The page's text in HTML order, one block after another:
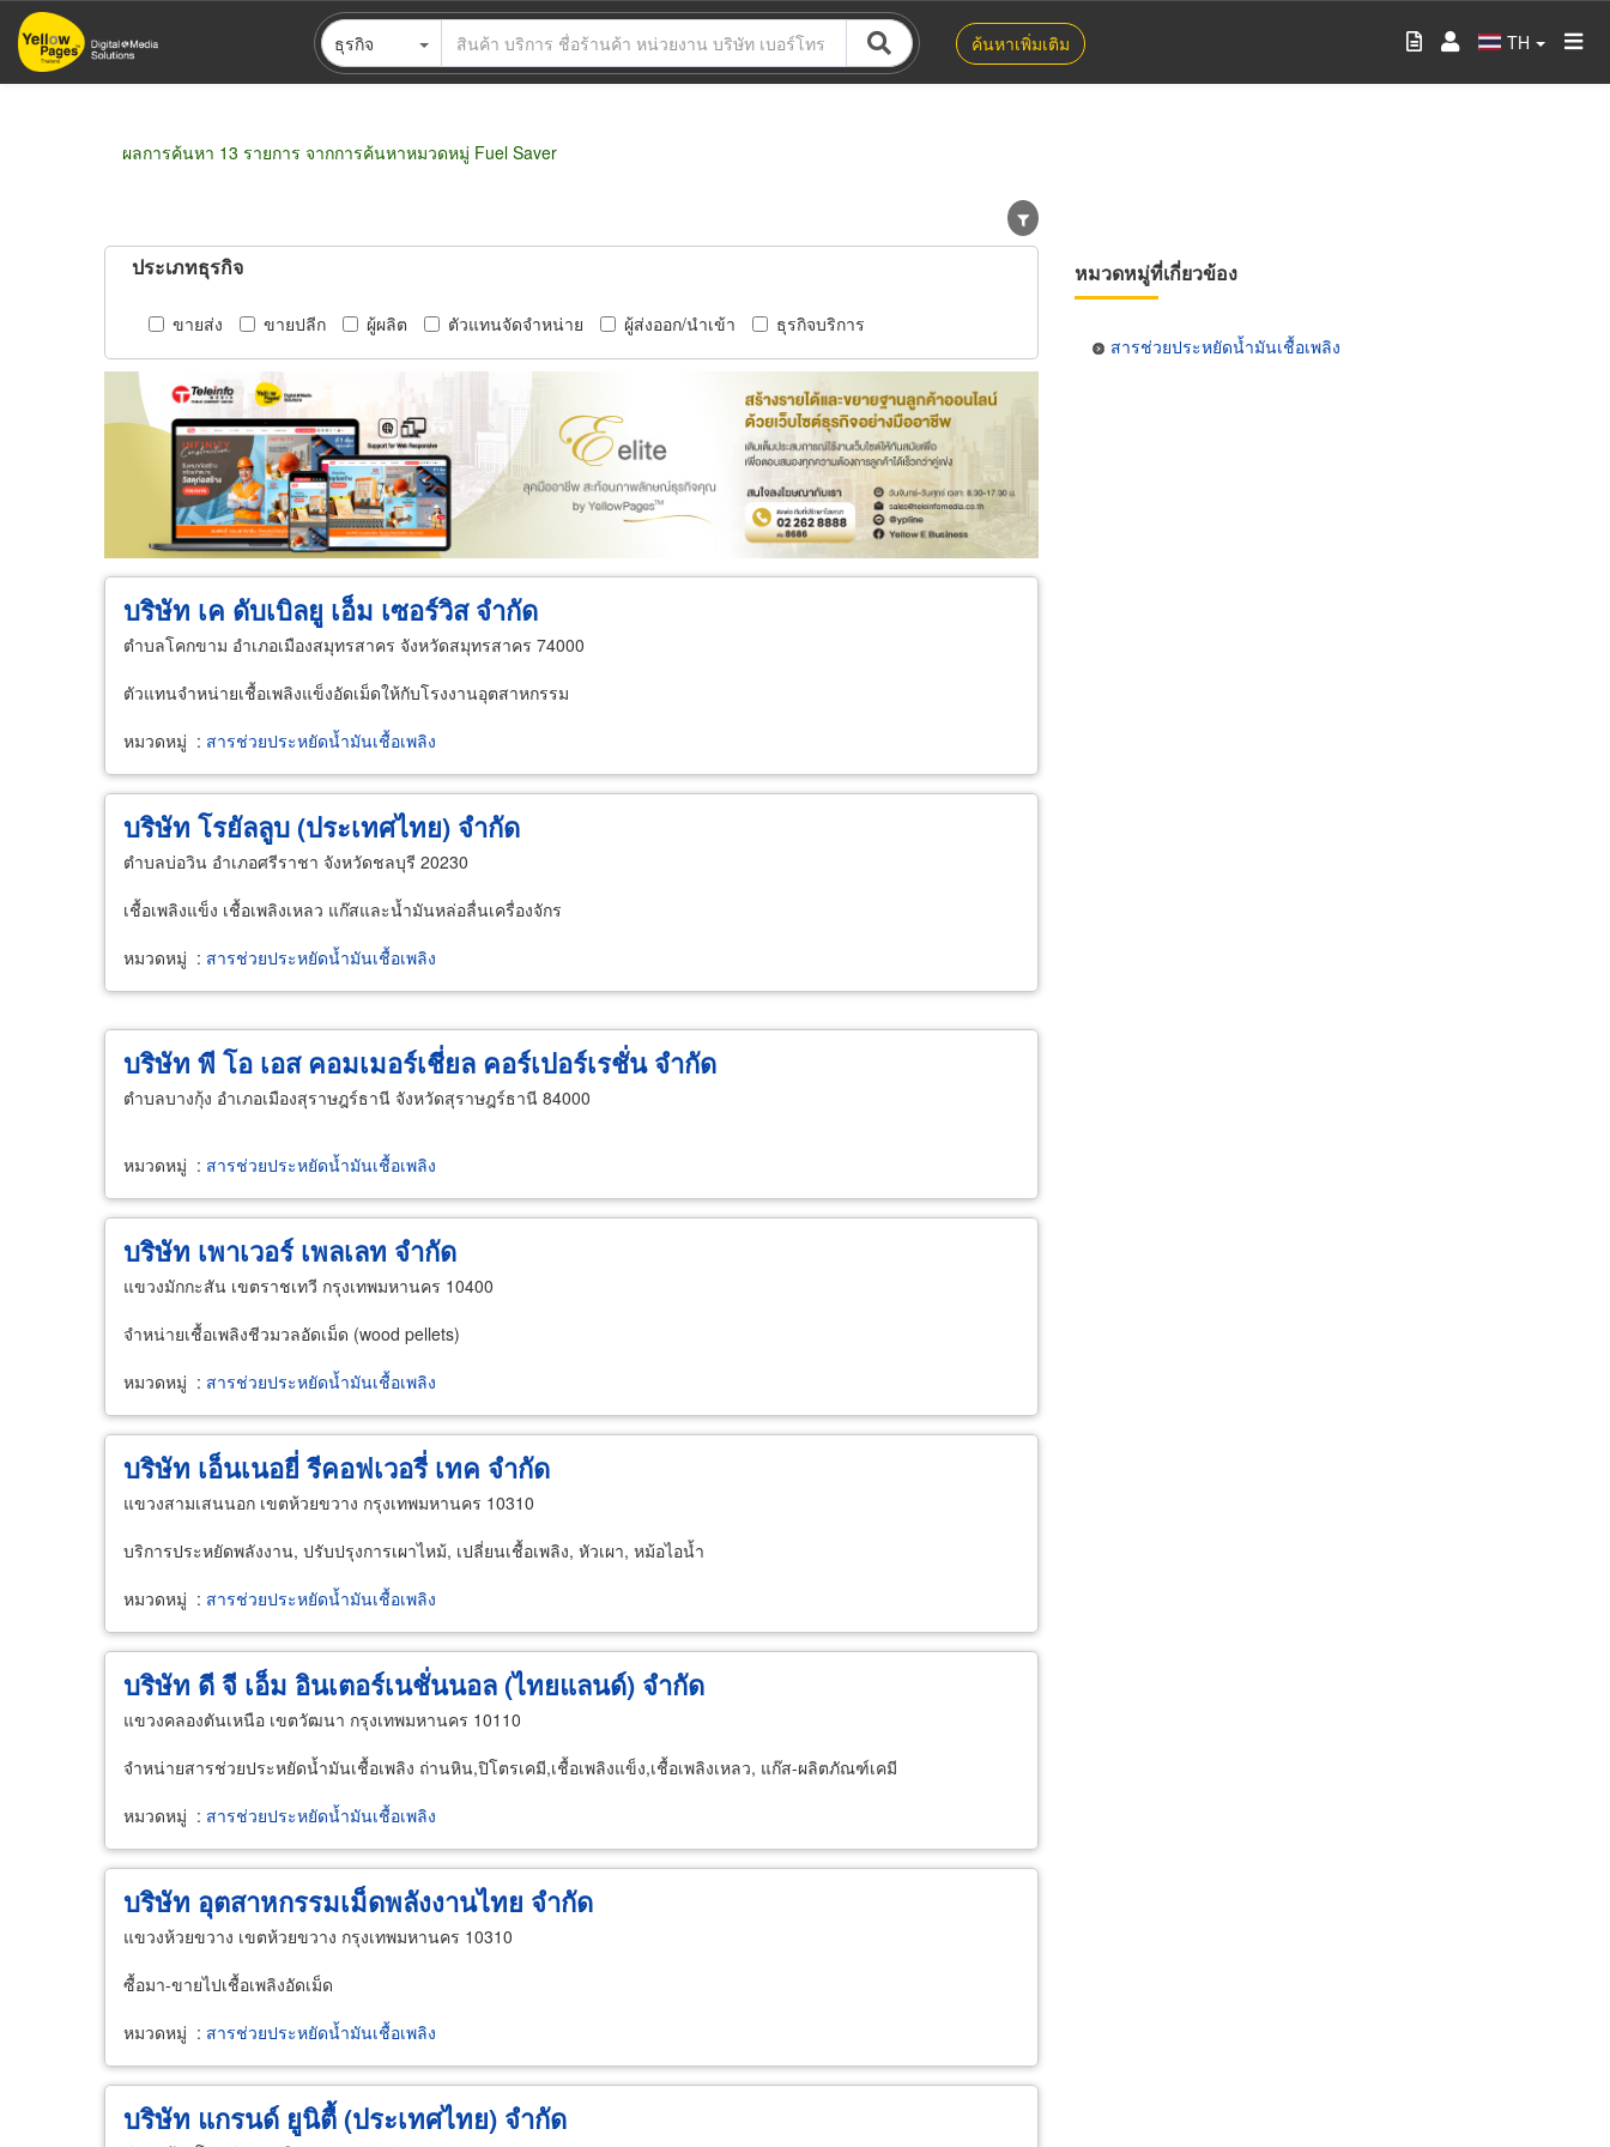
ข้าม
ไป
ธุรกิจ ค้นหาเพิ่มเติม TH
ผลการค้นหา 13 รายการ จากการค้นหาหมวดหมู่ Fuel Saver
ประเภทธุรกิจ
ขายส่ง ขายปลีก ผู้ผลิต ตัวแทนจัดจำหน่าย ผู้ส่งออก/นำเข้า ธุรกิจบริการ
บริษัท เค ดับเบิลยู เอ็ม เซอร์วิส จำกัด
ตำบลโคกขาม อำเภอเมืองสมุทรสาคร จังหวัดสมุทรสาคร 74000
ตัวแทนจำหน่ายเชื้อเพลิงแข็งอัดเม็ดให้กับโรงงานอุตสาหกรรม
หมวดหมู่ : สารช่วยประหยัดน้ำมันเชื้อเพลิง
บริษัท โรยัลลูบ (ประเทศไทย) จำกัด
ตำบลบ่อวิน อำเภอศรีราชา จังหวัดชลบุรี 20230
เชื้อเพลิงแข็ง เชื้อเพลิงเหลว แก๊สและน้ำมันหล่อลื่นเครื่องจักร
หมวดหมู่ : สารช่วยประหยัดน้ำมันเชื้อเพลิง
บริษัท พี โอ เอส คอมเมอร์เชี่ยล คอร์เปอร์เรชั่น จำกัด
ตำบลบางกุ้ง อำเภอเมืองสุราษฎร์ธานี จังหวัดสุราษฎร์ธานี 84000
หมวดหมู่ : สารช่วยประหยัดน้ำมันเชื้อเพลิง
บริษัท เพาเวอร์ เพลเลท จำกัด
แขวงมักกะสัน เขตราชเทวี กรุงเทพมหานคร 10400
จำหน่ายเชื้อเพลิงชีวมวลอัดเม็ด (wood pellets)
หมวดหมู่ : สารช่วยประหยัดน้ำมันเชื้อเพลิง
บริษัท เอ็นเนอยี่ รีคอฟเวอรี่ เทค จำกัด
แขวงสามเสนนอก เขตห้วยขวาง กรุงเทพมหานคร 10310
บริการประหยัดพลังงาน, ปรับปรุงการเผาไหม้, เปลี่ยนเชื้อเพลิง, หัวเผา, หม้อไอน้ำ
หมวดหมู่ : สารช่วยประหยัดน้ำมันเชื้อเพลิง
บริษัท ดี จี เอ็ม อินเตอร์เนชั่นนอล (ไทยแลนด์) จำกัด
แขวงคลองตันเหนือ เขตวัฒนา กรุงเทพมหานคร 10110
จำหน่ายสารช่วยประหยัดน้ำมันเชื้อเพลิง ถ่านหิน,ปิโตรเคมี,เชื้อเพลิงแข็ง,เชื้อเพลิงเหลว, แก๊ส-ผลิตภัณฑ์เคมี
หมวดหมู่ : สารช่วยประหยัดน้ำมันเชื้อเพลิง
บริษัท อุตสาหกรรมเม็ดพลังงานไทย จำกัด
แขวงห้วยขวาง เขตห้วยขวาง กรุงเทพมหานคร 10310
ซื้อมา-ขายไปเชื้อเพลิงอัดเม็ด
หมวดหมู่ : สารช่วยประหยัดน้ำมันเชื้อเพลิง
บริษัท แกรนด์ ยูนิตื้ (ประเทศไทย) จำกัด
หมวดหมู่ที่เกี่ยวข้อง
สารช่วยประหยัดน้ำมันเชื้อเพลิง